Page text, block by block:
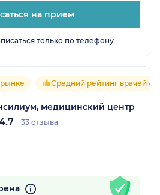
на прием
только по телефону
рынке Средний рейтинг врачей 4.7
медицинский центр
33 отзыва